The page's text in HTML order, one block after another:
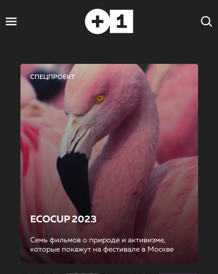
СПЕЦПРОЕКТ
ECOCUP 2023
Семь фильмов о природе и активизме,
которые покажут на фестивале в Москве